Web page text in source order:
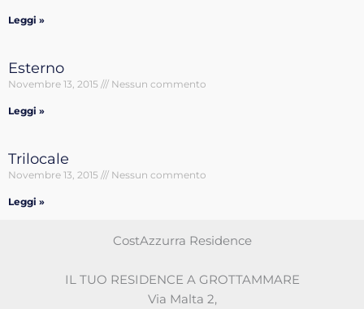
Leggi »
Esterno
Novembre 13, 2015 Nessun commento
Leggi »
Trilocale
Novembre 13, 2015 Nessun commento
Leggi »
CostAzzurra Residence
IL TUO RESIDENCE A GROTTAMMARE
Via Malta 2,